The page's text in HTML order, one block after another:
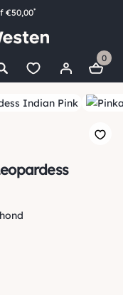
€50,00*
Klarna
voorraad
0